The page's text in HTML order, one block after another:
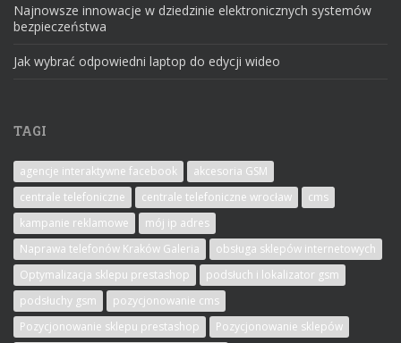
Najnowsze innowacje w dziedzinie elektronicznych systemów
bezpieczeństwa
Jak wybrać odpowiedni laptop do edycji wideo
TAGI
agencje interaktywne facebook
akcesoria GSM
centrale telefoniczne
centrale telefoniczne wrocław
cms
kampanie reklamowe
mój ip adres
Naprawa telefonów Kraków Galeria
obsługa sklepów internetowych
Optymalizacja sklepu prestashop
podsłuch i lokalizator gsm
podsłuchy gsm
pozycjonowanie cms
Pozycjonowanie sklepu prestashop
Pozycjonowanie sklepów